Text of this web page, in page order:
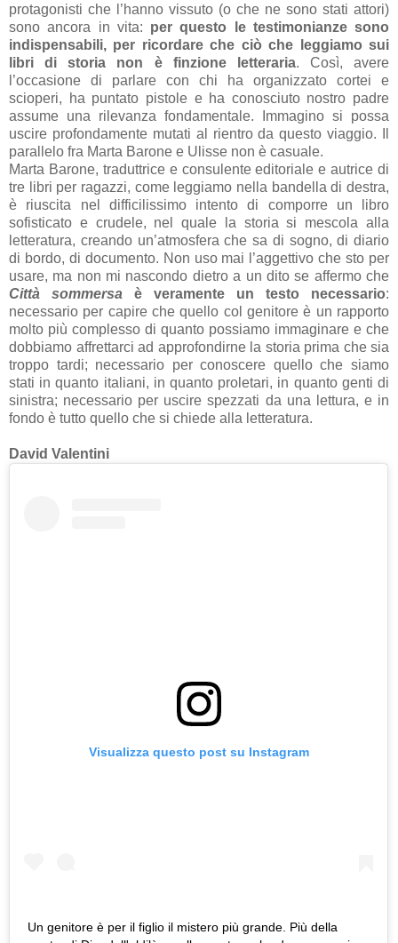
protagonisti che l’hanno vissuto (o che ne sono stati attori)
sono ancora in vita: per questo le testimonianze sono
indispensabili, per ricordare che ciò che leggiamo sui
libri di storia non è finzione letteraria. Così, avere
l’occasione di parlare con chi ha organizzato cortei e
scioperi, ha puntato pistole e ha conosciuto nostro padre
assume una rilevanza fondamentale. Immagino si possa
uscire profondamente mutati al rientro da questo viaggio. Il
parallelo fra Marta Barone e Ulisse non è casuale.
Marta Barone, traduttrice e consulente editoriale e autrice di
tre libri per ragazzi, come leggiamo nella bandella di destra,
è riuscita nel difficilissimo intento di comporre un libro
sofisticato e crudele, nel quale la storia si mescola alla
letteratura, creando un’atmosfera che sa di sogno, di diario
di bordo, di documento. Non uso mai l’aggettivo che sto per
usare, ma non mi nascondo dietro a un dito se affermo che
Città sommersa è veramente un testo necessario:
necessario per capire che quello col genitore è un rapporto
molto più complesso di quanto possiamo immaginare e che
dobbiamo affrettarci ad approfondirne la storia prima che sia
troppo tardi; necessario per conoscere quello che siamo
stati in quanto italiani, in quanto proletari, in quanto genti di
sinistra; necessario per uscire spezzati da una lettura, e in
fondo è tutto quello che si chiede alla letteratura.
David Valentini
Visualizza questo post su Instagram
Un genitore è per il figlio il mistero più grande. Più della